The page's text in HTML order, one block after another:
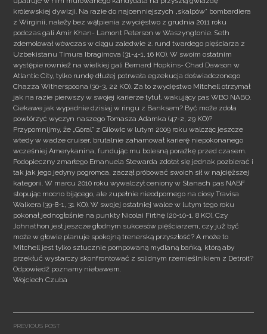
królewskiej dywizji. Na razie do najcenniejszych „skalpów” bombardiera
z Wirginii, należy bez wątpienia zwycięstwo z grudnia 2011 roku
podczas gali Amir Khan- Lamont Peterson w Waszyngtonie. Seth
zdemolował wówczas w ciągu zaledwie 2. rund twardego pięściarza z
Uzbekistanu Timura Ibragimova (31-4-1, 16 KO). W swoim ostatnim
występie również na wielkiej gali Bernard Hopkins- Chad Dawson w
Atlantic City, tylko rundę dłużej potrwała egzekucja doświadczonego
Chazza Witherspoona (30-3, 22 KO). Za to zwycięstwo Mitchell otrzymał
jak na razie pierwszy w swojej karierze tytuł, wakujący pas WBO NABO.
Ciekawe jak wypadnie dzisiaj w ringu z Banksem? Być może zdoła
powtórzyć wyczyn naszego Tomasza Adamka (47-2, 29 KO)?
Przypomnijmy, że „Góral” z Gilowic w lutym 2009 roku walcząc jeszcze
wtedy w wadze cruiser, brutalnie zahamował karierę niepokonanego
wcześniej Amerykanina, fundując mu bolesną porażkę przed czasem.
Podopieczny zmarłego Emanuela Stewarda zdołał się jednak pozbierać i
tak jak jego jedyny pogromca, zaczął próbować swoich sił w najcięższej
kategorii. W marcu 2010 roku wywalczył ceniony w Stanach pas NABF
stopując mocno bijącego, ale zupełnie nieodpornego na ciosy Travisa
Walkera (39-8-1, 31 KO). W swojej ostatniej walce w lutym tego roku
pokonał jednogłośnie na punkty Nicolai Firthę (20-10-1, 8 KO). Czy
Johnathon jest jeszcze głodnym sukcesów pięściarzem, czy już być
może w głowie planuje spokojną trenerską przyszłość? A może to
Mitchell jest tylko sztucznie pompowaną mydlaną bańką, którą aby
przekłuć wystarczy skonfrontować z solidnym rzemieślnikiem z Detroit?
Odpowiedź poznamy niebawem.
Wojciech Czuba
navigation
PREVIOUS POST